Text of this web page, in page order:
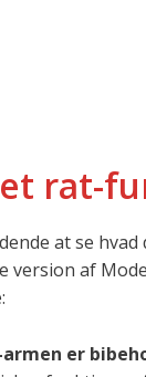
rat-
at se hvad
version af
armen er